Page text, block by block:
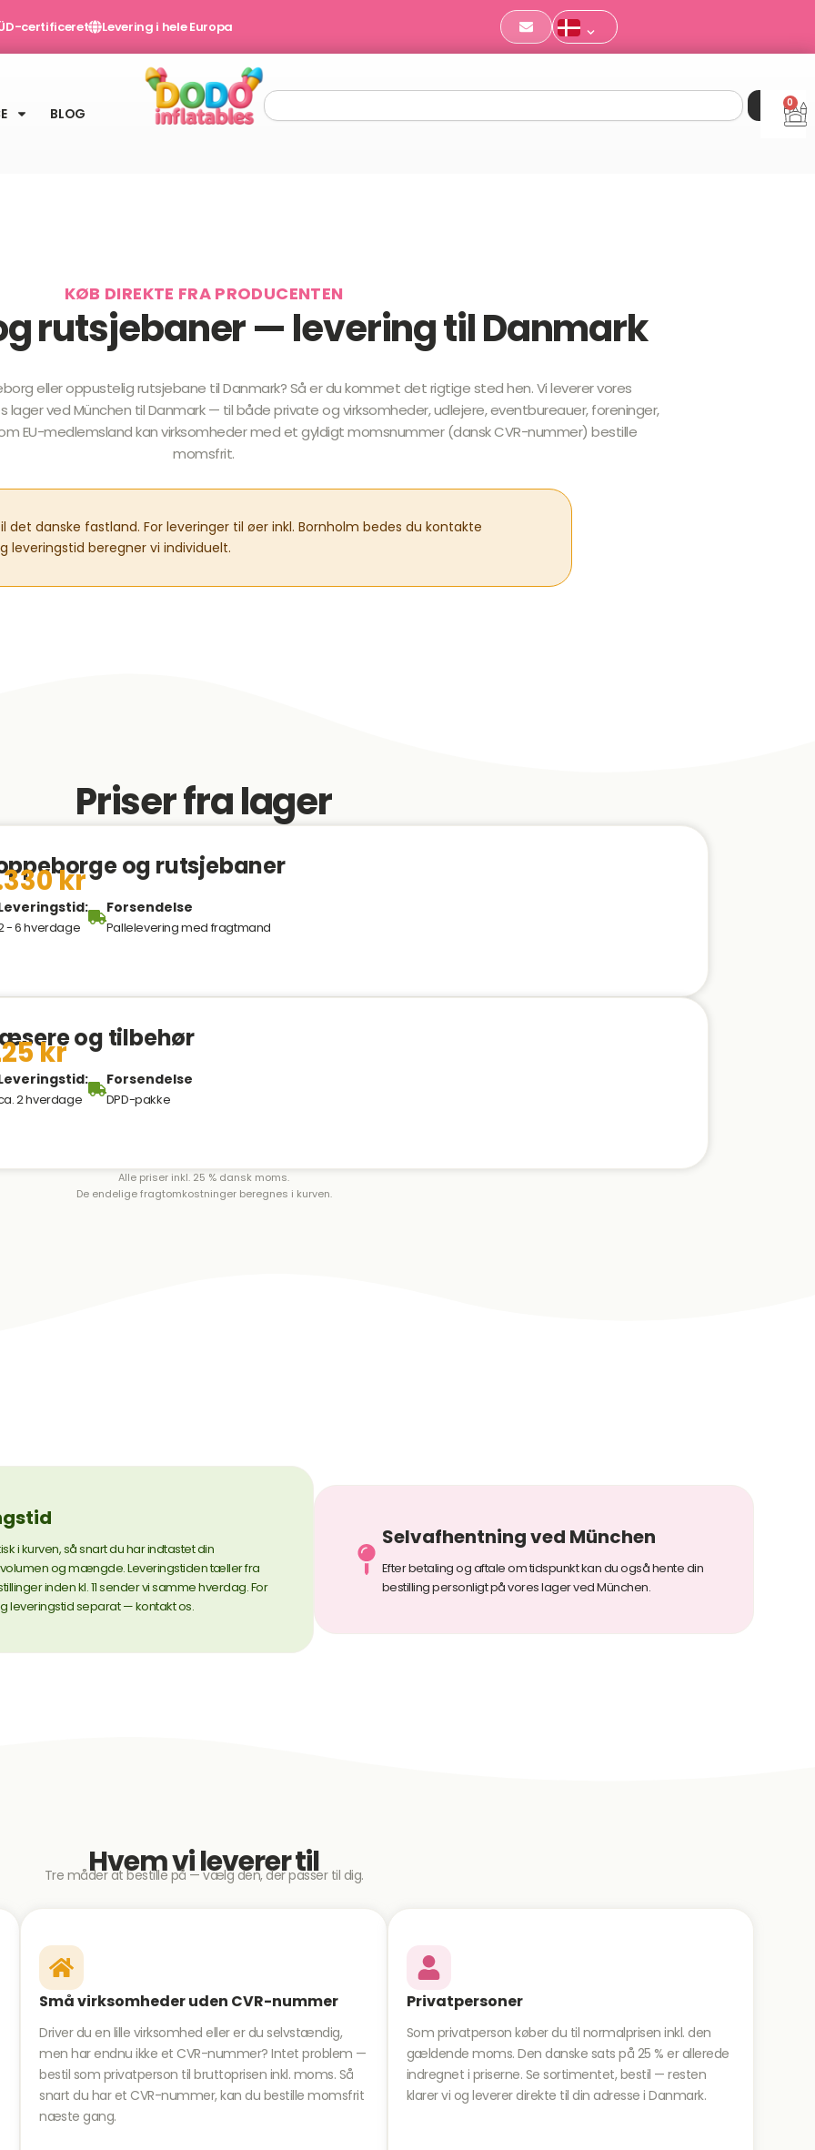
certificeret Levering i hele Europa
BLOG
Søg 0
KØB DIREKTE FRA PRODUCENTEN
rutsjebaner — levering til Danmark
eller oppustelig rutsjebane til Danmark? Så er du kommet det rigtige sted hen. Vi leverer vores
ved München til Danmark — til både private og virksomheder, udlejere, eventbureauer, foreninger,
EU-medlemsland kan virksomheder med et gyldigt momsnummer (dansk CVR-nummer) bestille
momsfrit.
det danske fastland. For leveringer til øer inkl. Bornholm bedes du kontakte
leveringstid beregner vi individuelt.
Priser fra lager
og rutsjebaner
kr
- 6 hverdage
Forsendelse
Pallelevering med fragtmand
og tilbehør
kr
2 hverdage
Forsendelse
DPD-pakke
Alle priser inkl. 25 % dansk moms.
De endelige fragtomkostninger beregnes i kurven.
i kurven, så snart du har indtastet din
og mængde. Leveringstiden tæller fra
inden kl. 11 sender vi samme hverdag. For
leveringstid separat — kontakt os.
Selvafhentning ved München
Efter betaling og aftale om tidspunkt kan du også hente din
bestilling personligt på vores lager ved München.
Hvem vi leverer til
Tre måder at bestille på — vælg den, der passer til dig.
Små virksomheder uden CVR-nummer
Driver du en lille virksomhed eller er du selvstændig,
men har endnu ikke et CVR-nummer? Intet problem —
bestil som privatperson til bruttoprisen inkl. moms. Så
snart du har et CVR-nummer, kan du bestille momsfrit
næste gang.
Privatpersoner
Som privatperson køber du til normalprisen inkl. den
gældende moms. Den danske sats på 25 % er allerede
indregnet i priserne. Se sortimentet, bestil — resten
klarer vi og leverer direkte til din adresse i Danmark.